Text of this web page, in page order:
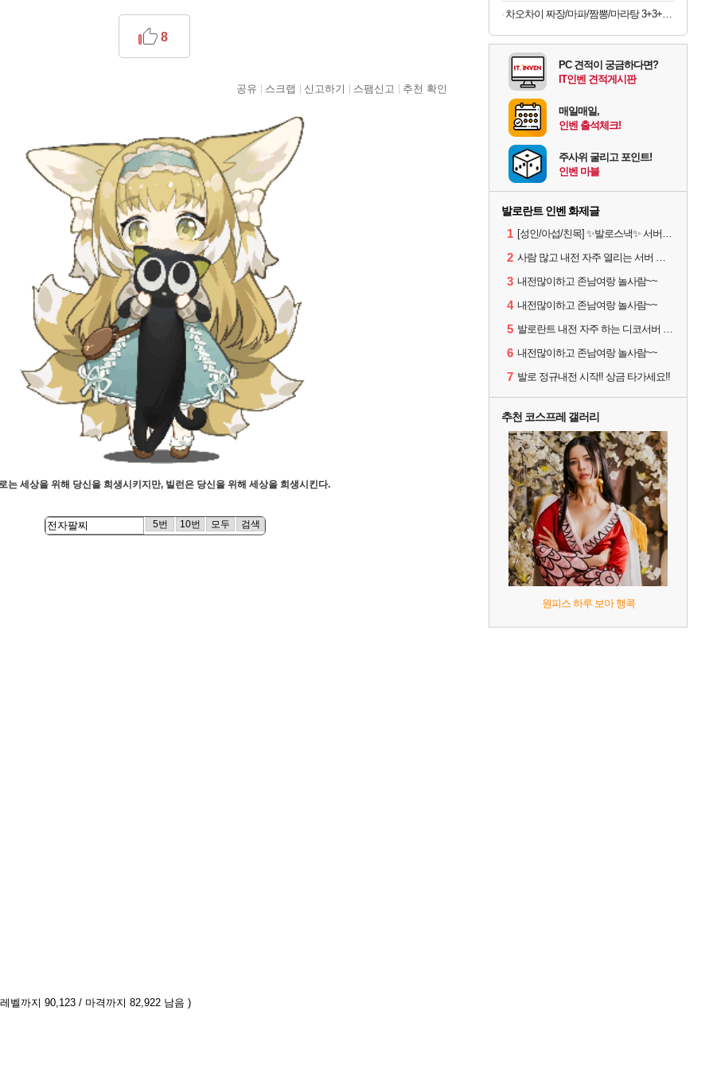
8
공유 스크랩 신고하기 스팸신고 추천 확인
는 세상을 위해 당신을 희생시키지만, 빌런은 당신을 위해 세상을 희생시킨다.
5번 10번 모두 검색
벨까지 90,123 / 마격까지 82,922 남음 )
차오차이 짜장/마파/짬뽕/마라탕 3+3+3 골라담기(+2개 증정)
PC 견적이 궁금하다면?
IT인벤 견적게시판
매일매일,
인벤 출석체크!
주사위 굴리고 포인트!
인벤 마블
발로란트 인벤 화제글
1 [성인/아섭/친목] ✨발로스낵✨ 서버원 절찬 모집중!
2 사람 많고 내전 자주 열리는 서버 올사람?
3 내전많이하고 존남여랑 놀사람~~
4 내전많이하고 존남여랑 놀사람~~
5 발로란트 내전 자주 하는 디코서버 오실 분!
6 내전많이하고 존남여랑 놀사람~~
7 발로 정규내전 시작!! 상금 타가세요!!
추천 코스프레 갤러리
원피스 하루 보아 행콕